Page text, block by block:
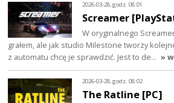
2026-03-28, godz. 08:01
Screamer
W oryginalnego
grałem, ale jak studio Milestone tworzy
z automatu chcę je sprawdzić. Jest to de… »
2026-03-28, godz. 08:02
The Ratline [PC]